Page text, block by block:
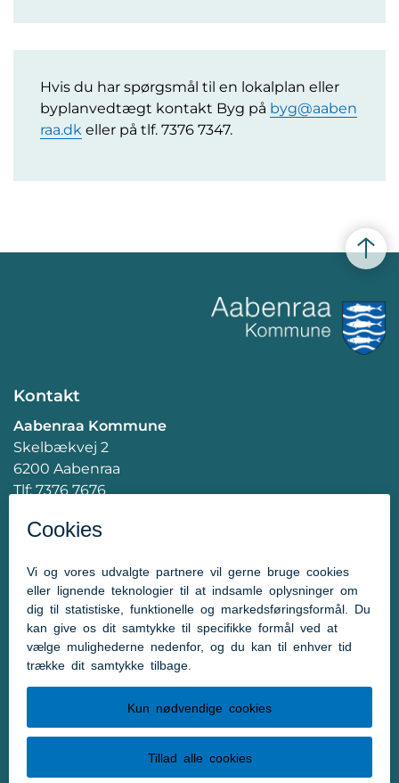
Hvis du har spørgsmål til en lokalplan eller
byplanvedtægt kontakt Byg på byg@aaben
raa.dk eller på tlf. 7376 7347.
Kontakt
Aabenraa Kommune
Skelbækvej 2
6200 Aabenraa
Tlf: 7376 7676
CVR.nr.: 29189854
Genveje
Kontakt kommunen
Presserum
Tilgængelighedserklæring
Følg os
Følg os på Facebook